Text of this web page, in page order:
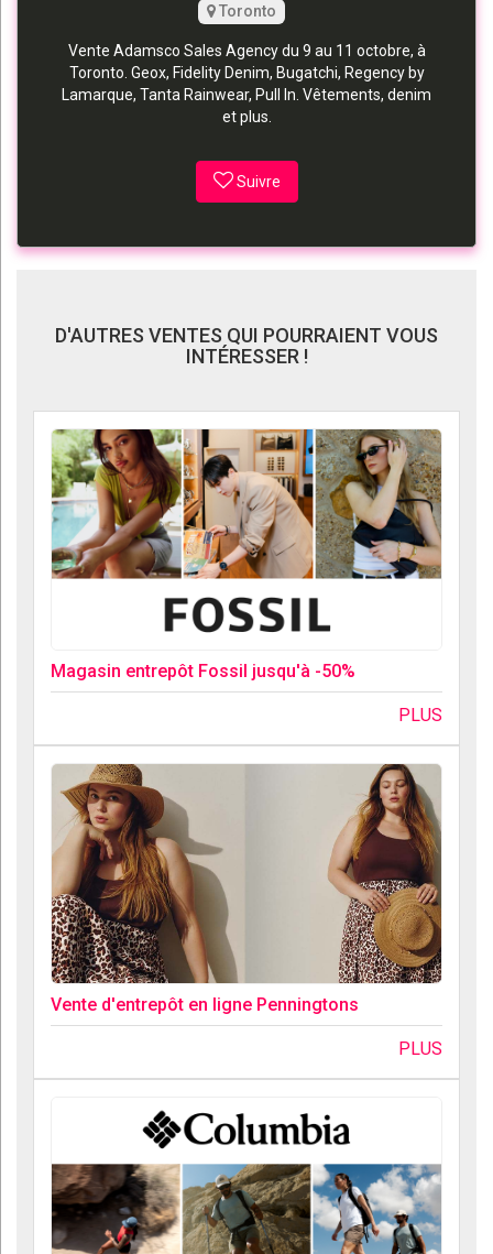
Toronto
Vente Adamsco Sales Agency du 9 au 11 octobre, à
Toronto. Geox, Fidelity Denim, Bugatchi, Regency by
Lamarque, Tanta Rainwear, Pull In. Vêtements, denim
et plus.
Suivre
D'AUTRES VENTES QUI POURRAIENT VOUS
INTÉRESSER !
Magasin entrepôt Fossil jusqu'à -50%
PLUS
Vente d'entrepôt en ligne Penningtons
PLUS